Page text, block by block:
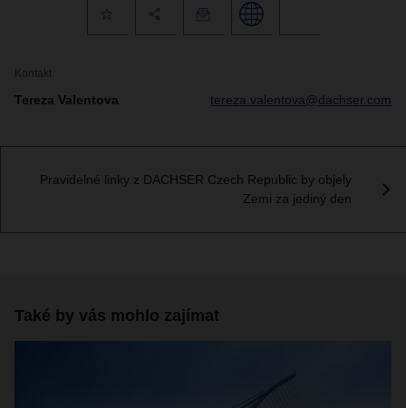
Kontakt
Tereza Valentova tereza.valentova@dachser.com
Pravidelné linky z DACHSER Czech Republic by objely
Zemi za jediný den
Také by vás mohlo zajímat